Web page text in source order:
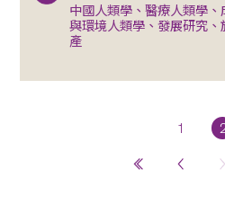
中國人類學、醫療人類學
與環境人類學、發展研究
產
1